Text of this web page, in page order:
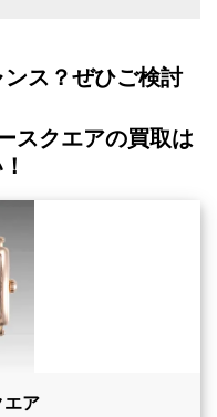
ス？ぜひご検討
スクエアの買取は
エア